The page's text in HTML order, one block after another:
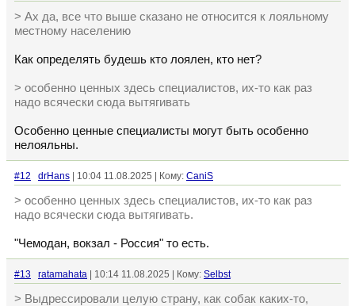
> Ах да, все что выше сказано не относится к лояльному
местному населению
Как определять будешь кто лоялен, кто нет?
> особенно ценных здесь специалистов, их-то как раз
надо всячески сюда вытягивать
Особенно ценные специалисты могут быть особенно
нелояльны.
#12 drHans | 10:04 11.08.2025 | Кому: CaniS
> особенно ценных здесь специалистов, их-то как раз
надо всячески сюда вытягивать.
"Чемодан, вокзал - Россия" то есть.
#13 ratamahata | 10:14 11.08.2025 | Кому: Selbst
> Выдрессировали целую страну, как собак каких-то,